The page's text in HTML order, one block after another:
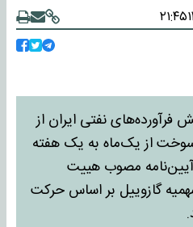
۲۱:۴۵
نفتی ایران از
از یک‌ماه به یک هفته
مصوب هییت
سهمیه گازوییل بر اساس حرکت